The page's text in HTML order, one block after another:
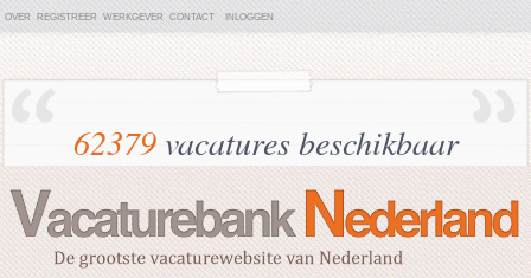
OVER REGISTREER WERKGEVER CONTACT INLOGGEN
62379vacatures beschikbaar